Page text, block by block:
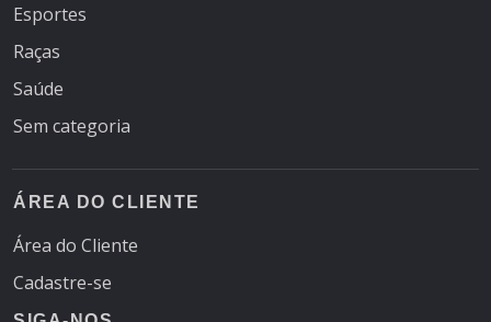
Esportes
Raças
Saúde
Sem categoria
ÁREA DO CLIENTE
Área do Cliente
Cadastre-se